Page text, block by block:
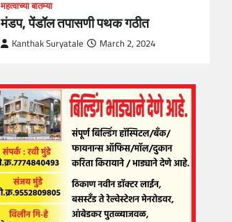
महत्वाच्या बातम्या
मंडप, पेंडॉल तपासणी पथक गठीत
Kanthak Suryatale March 2, 2024